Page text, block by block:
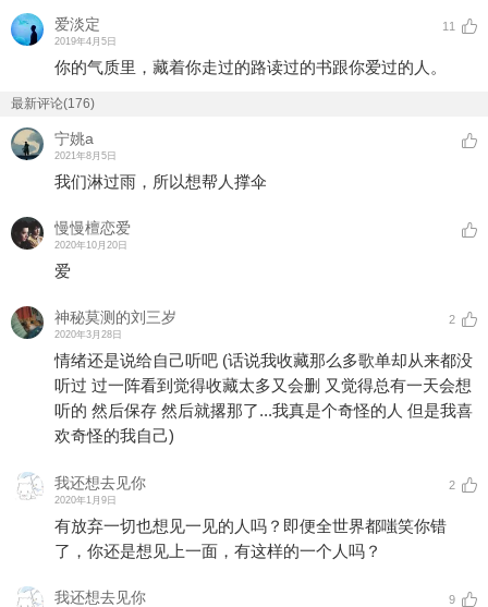
爱淡定
2019年4月5日
11
你的气质里，藏着你走过的路读过的书跟你爱过的人。
最新评论(176)
宁姚a
2021年8月5日
我们淋过雨，所以想帮人撑伞
慢慢檀恋爱
2020年10月20日
爱
神秘莫测的刘三岁
2020年3月28日
2
情绪还是说给自己听吧 (话说我收藏那么多歌单却从来都没
听过 过一阵看到觉得收藏太多又会删 又觉得总有一天会想
听的 然后保存 然后就撂那了...我真是个奇怪的人 但是我喜
欢奇怪的我自己)
我还想去见你
2020年1月9日
2
有放弃一切也想见一见的人吗？即便全世界都嗤笑你错
了，你还是想见上一面，有这样的一个人吗？
我还想去见你 9